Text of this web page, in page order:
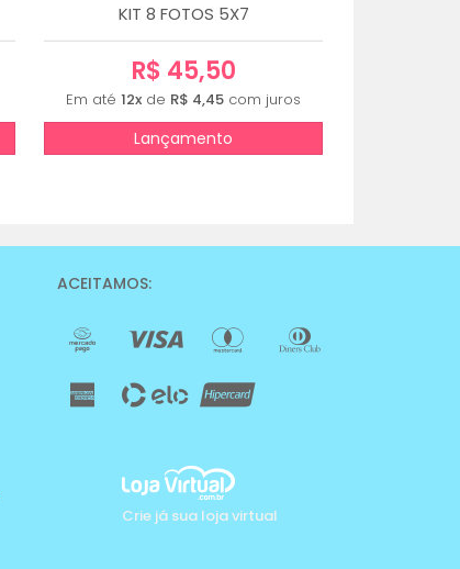
KIT 8 FOTOS 5X7
R$ 45,50
Em até 12x de R$ 4,45 com juros
Lançamento
ACEITAMOS:
Crie já sua loja virtual